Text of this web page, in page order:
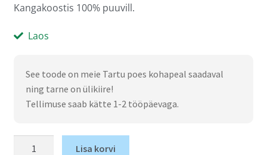
Kangakoostis 100% puuvill.
Laos
See toode on meie Tartu poes kohapeal saadaval
ning tarne on ülikiire!
Tellimuse saab kätte 1-2 tööpäevaga.
Lisa korvi